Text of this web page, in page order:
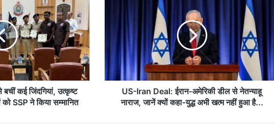
डेंगू का वैक्सीन कितना असरदार है, जानिए इसके
फायदे और नुकसान क्या है?
सेब से कम फायदेमंद नहीं है अमरूद, डॉक्टर बताते हैं
क्यों रोज खाना चाहिए…
कई जिंदगियां, उत्कृष्ट
को SSP ने किया सम्मानित
नेतन्याहू
नाराज,
युद्ध
US-Iran Deal: ईरान-अमेरिकी डील से नेतन्याहू
नाराज, जानें क्यों कहा-युद्ध अभी खत्म नहीं हुआ है...